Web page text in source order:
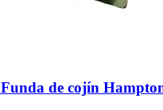
Funda de cojín